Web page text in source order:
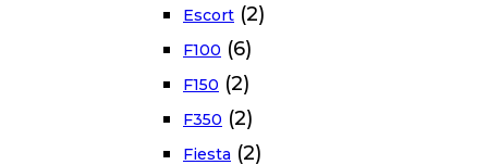
Escort (2)
F100 (6)
F150 (2)
F350 (2)
Fiesta (2)